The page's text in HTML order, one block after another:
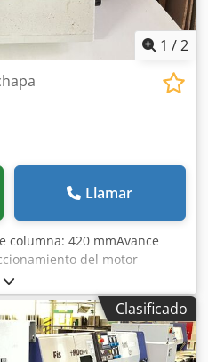
1 /2
Llamar
columna: 420 mmAvance
del motor
de conexión: 110 - 235 V,
110 WCabezal
aprox. 22 kg con pedal
de almacenamiento:
Clasificado